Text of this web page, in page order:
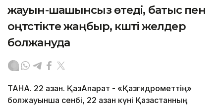
жауын-шашынсыз өтеді, батыс пен
оңтүстікте жаңбыр, күшті желдер
болжануда
ТАНА. 22 қазан. ҚазАқпарат - «Қазгидрометтің»
болжауынша сенбі, 22 қазан күні Қазақстанның